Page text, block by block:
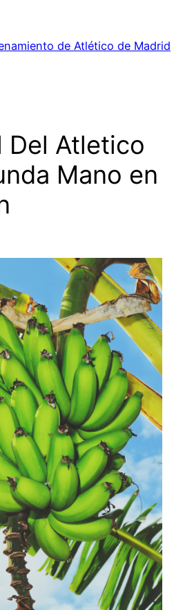
de Atlético de Madrid
Del Atletico
Mano en